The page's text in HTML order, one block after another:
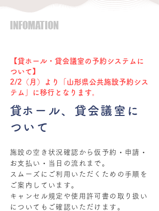
INFOMATION
【貸ホール・貸会議室の予約システムに
ついて】
2/2（月）より「山形県公共施設予約シス
テム」に移行となります。
​貸ホール、貸会議室に
ついて
施設の空き状況確認から仮予約・申請・
お支払い・当日の流れまで。
スムーズにご利用いただくための手順を
ご案内しています。
キャンセル規定や使用許可書の取り扱い
についてもご確認いただけます。